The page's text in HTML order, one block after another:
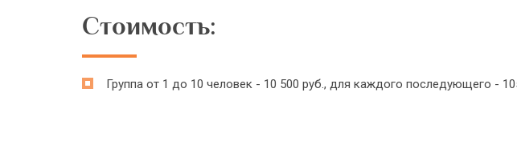
Стоимость:
Группа от 1 до 10 человек - 10 500 руб., для каждого последующего -